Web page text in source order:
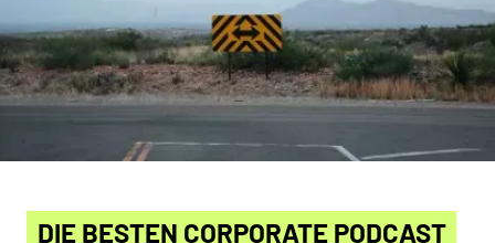
DIE BESTEN CORPORATE PODCAST